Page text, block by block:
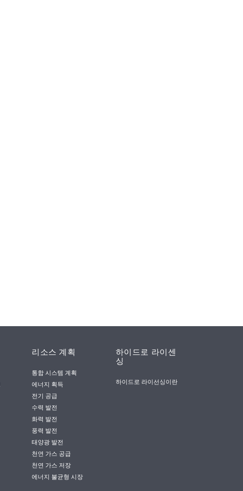
리소스 계획
통합 시스템 계획
에너지 획득
전기 공급
수력 발전
화력 발전
풍력 발전
태양광 발전
천연 가스 공급
천연 가스 저장
에너지 불균형 시장
하이드로 라이센
싱
하이드로 라이선싱이란